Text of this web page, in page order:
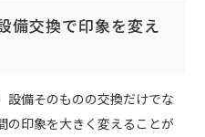
備交換で印象を変え
設備そのものの交換だけでな
の印象を大きく変えることが